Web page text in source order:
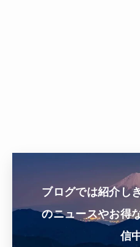
ブログでは紹介し
のニュースやお得
信